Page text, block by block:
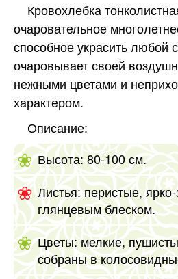
Кровохлебка
очаровательное
способное украсить любой
очаровывает своей
нежными цветами и
характером.
Описание:
Высота: 80-100 см.
Листья: перистые,
глянцевым блеском.
Цветы: мелкие,
собраны в